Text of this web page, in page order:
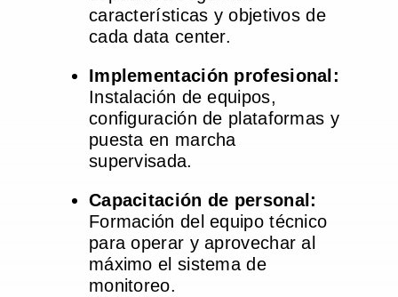
características y objetivos de
cada data center.
Implementación profesional:
Instalación de equipos,
configuración de plataformas y
puesta en marcha
supervisada.
Capacitación de personal:
Formación del equipo técnico
para operar y aprovechar al
máximo el sistema de
monitoreo.